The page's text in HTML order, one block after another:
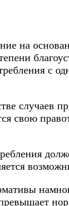
на
с
случаев
свою